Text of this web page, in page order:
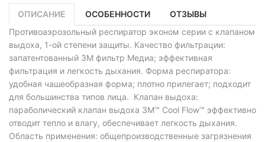
ОПИСАНИЕ ОСОБЕННОСТИ
ОТЗЫВЫ
Противоаэрозольный респиратор эконом серии с клапаном
выдоха, 1-ой степени защиты. Качество фильтрации:
запатентованный 3М фильтр Медиа; эффективная
фильтрация и легкость дыхания. Форма респиратора:
удобная чашеобразная форма; плотно прилегает; подходит
для большинства типов лица. Клапан выдоха:
параболический клапан выдоха 3M™ Cool Flow™ эффективно
отводит тепло и влагу, обеспечивает легкость дыхания.
Область применения: общепроизводственные загрязнения